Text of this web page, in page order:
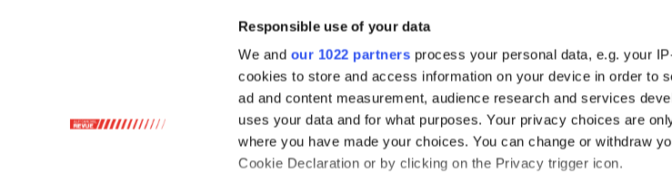
Responsible use of your data
We and our 1022 partners process your personal data, e.g. your
cookies to store and access information on your device in order to
ad and content measurement, audience research and services
uses your data and for what purposes. Your privacy choices are
where you have made your choices. You can change or withdraw
Cookie Declaration or by clicking on the Privacy trigger icon.
MEIN ABO (LOGIN)
ABO & SHOP
E-PAPER
KÜNDIGUNG
DATENSCHUTZ